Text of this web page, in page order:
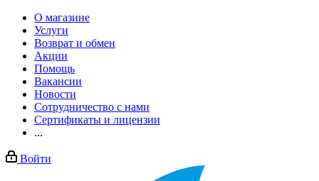
О магазине
Услуги
Возврат и обмен
Акции
Помощь
Вакансии
Новости
Сотрудничество с нами
Сертификаты и лицензии
...
Войти